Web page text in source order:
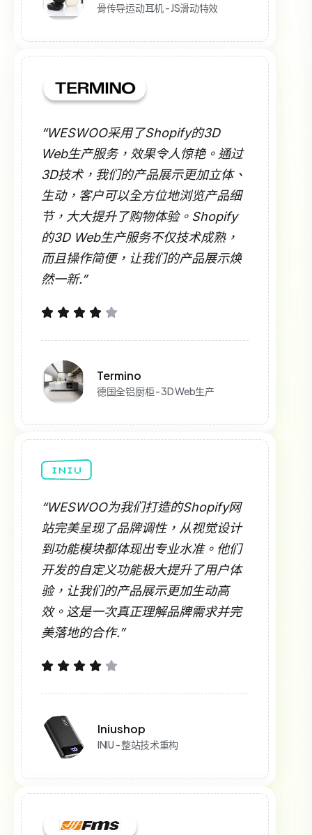
骨传导运动耳机 - JS滑动特效
“WESWOO采用了Shopify的3D
Web生产服务，效果令人惊艳。通过
3D技术，我们的产品展示更加立体、
生动，客户可以全方位地浏览产品细
节，大大提升了购物体验。Shopify
的3D Web生产服务不仅技术成熟，
而且操作简便，让我们的产品展示焕
然一新.”
Termino
德国全铝厨柜 - 3D Web生产
“WESWOO为我们打造的Shopify网
站完美呈现了品牌调性，从视觉设计
到功能模块都体现出专业水准。他们
开发的自定义功能极大提升了用户体
验，让我们的产品展示更加生动高
效。这是一次真正理解品牌需求并完
美落地的合作.”
Iniushop
INIU - 整站技术重构